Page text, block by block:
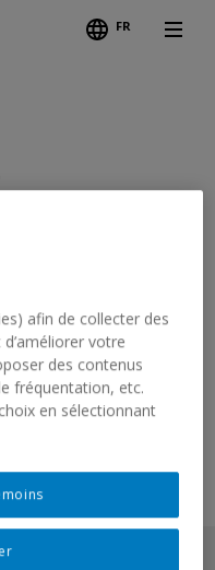
FR
afin de collecter des
votre
des contenus
fréquentation, etc.
en sélectionnant